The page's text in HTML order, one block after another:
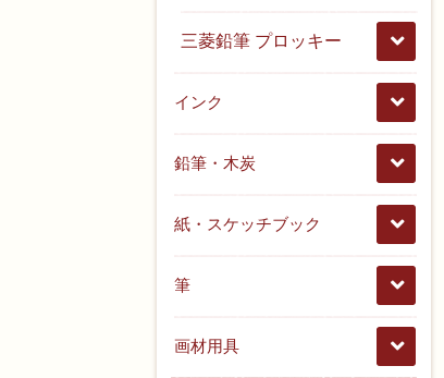
三菱鉛筆 プロッキー
インク
鉛筆・木炭
紙・スケッチブック
筆
画材用具